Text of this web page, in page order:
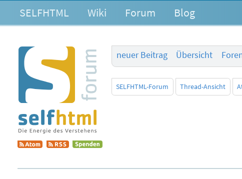
SELFHTML Wiki Forum Blog
neuer Beitrag
Übersicht
SELFHTML-Forum Thread-Ansicht